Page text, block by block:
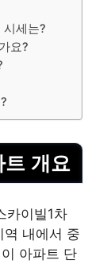
시세는?
요?
개요
카이빌1차
내에서 중
아파트 단